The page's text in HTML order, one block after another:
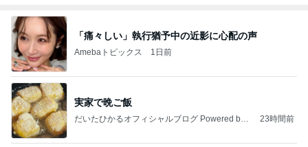
「痛々しい」執行猶予中の近影に心配の声
Amebaトピックス 1日前
実家で晩ご飯
だいたひかるオフィシャルブログ Powered by
23時間前